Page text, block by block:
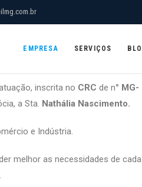
EMPRESA SERVIÇOS
inscrita no CRC de n° MG-
a Sta. Nathália Nascimento.
e Indústria.
melhor as necessidades de cada